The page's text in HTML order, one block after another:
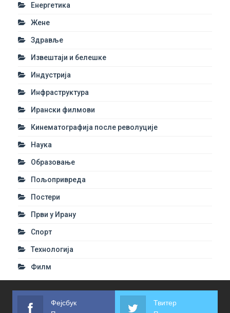
Енергетика
Жене
Здравље
Извештаји и белешке
Индустрија
Инфраструктура
Ирански филмови
Кинематографија после револуције
Наука
Образовање
Пољопривреда
Постери
Први у Ирану
Спорт
Технологија
Филм
Фејсбук Твитер